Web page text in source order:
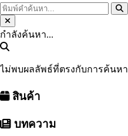
กำลังค้นหา...
ไม่พบผลลัพธ์ที่ตรงกับการค้นหา
สินค้า
บทความ